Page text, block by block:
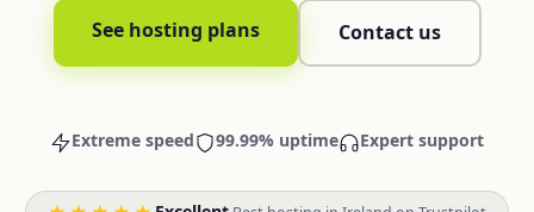
See hosting plans Contact us
Extreme speed 99.99% uptime Expert support